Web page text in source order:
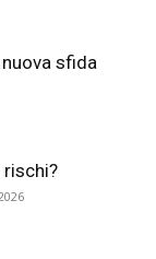
sfida
rischi?